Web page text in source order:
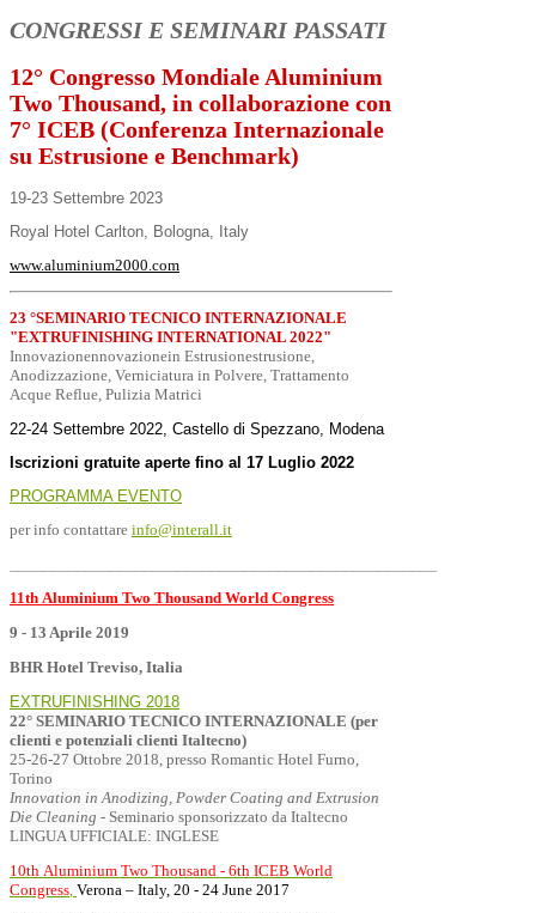
CONGRESSI E SEMINARI PASSATI
12° Congresso Mondiale Aluminium
Two Thousand, in collaborazione con
7° ICEB (Conferenza Internazionale
su Estrusione e Benchmark)
19-23 Settembre 2023
Royal Hotel Carlton, Bologna, Italy
www.aluminium2000.com
23 °SEMINARIO TECNICO INTERNAZIONALE
"EXTRUFINISHING INTERNATIONAL 2022"
Innovazionennovazionein Estrusionestrusione,
Anodizzazione, Verniciatura in Polvere, Trattamento
Acque Reflue, Pulizia Matrici
22-24 Settembre 2022, Castello di Spezzano, Modena
Iscrizioni gratuite aperte fino al 17 Luglio 2022
PROGRAMMA EVENTO
per info contattare info@interall.it
11th Aluminium Two Thousand World Congress
9 - 13 Aprile 2019
BHR Hotel Treviso, Italia
EXTRUFINISHING 2018
22° SEMINARIO TECNICO INTERNAZIONALE (per
clienti e potenziali clienti Italtecno)
25-26-27 Ottobre 2018, presso Romantic Hotel Furno,
Torino
Innovation in Anodizing, Powder Coating and Extrusion
Die Cleaning - Seminario sponsorizzato da Italtecno
LINGUA UFFICIALE: INGLESE
10th Aluminium Two Thousand - 6th ICEB World
Congress Verona – Italy, 20 - 24 June 2017